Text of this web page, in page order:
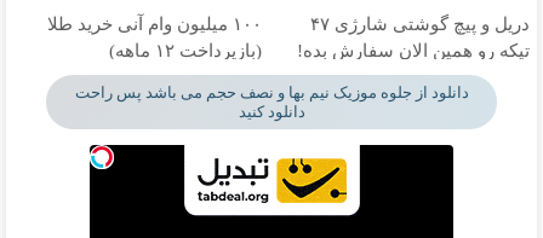
ثبت کن
دریل و پیچ گوشتی شارژی ۴۷
تیکه رو همین الان سفارش بده!
۱۰۰ میلیون وام آنی خرید طلا
(بازپرداخت ۱۲ ماهه)
دانلود از جلوه موزیک نیم بها و نصف حجم می باشد پس راحت
دانلود کنید